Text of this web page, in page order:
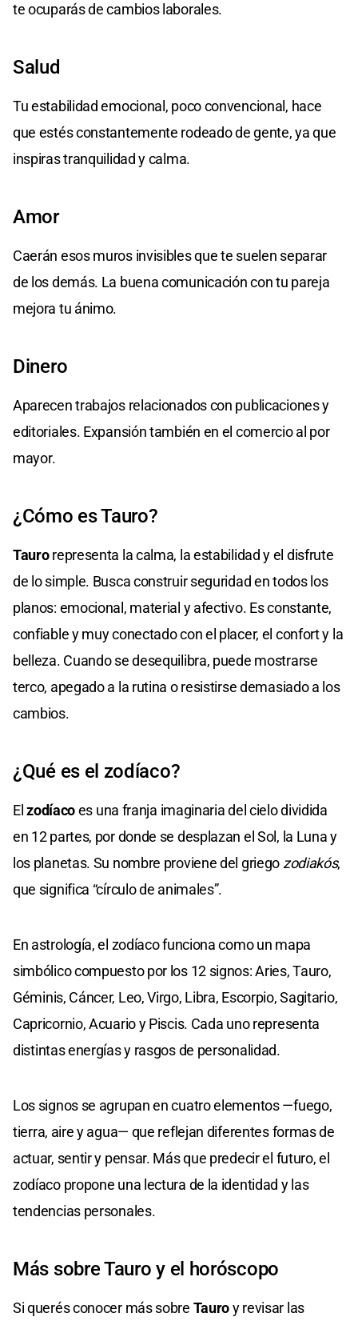
te ocuparás de cambios laborales.
Salud
Tu estabilidad emocional, poco convencional, hace
que estés constantemente rodeado de gente, ya que
inspiras tranquilidad y calma.
Amor
Caerán esos muros invisibles que te suelen separar
de los demás. La buena comunicación con tu pareja
mejora tu ánimo.
Dinero
Aparecen trabajos relacionados con publicaciones y
editoriales. Expansión también en el comercio al por
mayor.
¿Cómo es Tauro?
Taurorepresenta la calma, la estabilidad y el disfrute
de lo simple. Busca construir seguridad en todos los
planos: emocional, material y afectivo. Es constante,
confiable y muy conectado con el placer, el confort y la
belleza. Cuando se desequilibra, puede mostrarse
terco, apegado a la rutina o resistirse demasiado a los
cambios.
¿Qué es el zodíaco?
Elzodíacoes una franja imaginaria del cielo dividida
en 12 partes, por donde se desplazan el Sol, la Luna y
los planetas. Su nombre proviene del griego zodiakós,
que significa “círculo de animales”.
En astrología, el zodíaco funciona como un mapa
simbólico compuesto por los 12 signos: Aries, Tauro,
Géminis, Cáncer, Leo, Virgo, Libra, Escorpio, Sagitario,
Capricornio, Acuario y Piscis. Cada uno representa
distintas energías y rasgos de personalidad.
Los signos se agrupan en cuatro elementos —fuego,
tierra, aire y agua— que reflejan diferentes formas de
actuar, sentir y pensar. Más que predecir el futuro, el
zodíaco propone una lectura de la identidad y las
tendencias personales.
Más sobre Tauro y el horóscopo
Si querés conocer más sobre Tauroy revisar las